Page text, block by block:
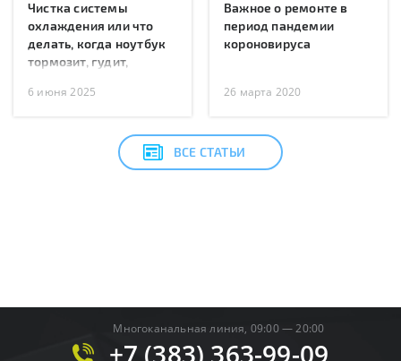
Чистка системы
охлаждения или что
делать, когда ноутбук
тормозит, гудит,
перезагружается?
6 июня 2025
Важное о ремонте в
период пандемии
короновируса
26 марта 2020
ВСЕ СТАТЬИ
Многоканальная линия, 09:00 — 20:00
+7 (383) 363-99-09